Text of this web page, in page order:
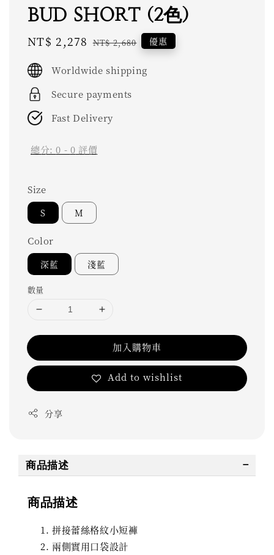
BUD SHORT (2色)
Sale
NT$ 2,278 Regular
NT$ 2,680 優惠
Worldwide shipping
Secure payments
Fast Delivery
總分:0 - 0 評價
Size
S M
Color
深藍 淺藍
數量
加入購物車
Add to wishlist
分享
商品描述
商品描述
拼接蕾絲格紋小短褲
兩側實用口袋設計